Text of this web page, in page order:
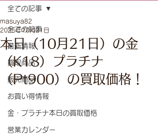
全ての記事
最新情報
買取商品
販売商品
お買い得情報
金・プラチナ本日の買取価格
営業カレンダー
全ての記事
本日（10月21日）の金
（K18）プラチナ
（Pt900）の買取価格！
masuya82
2025年10月21日